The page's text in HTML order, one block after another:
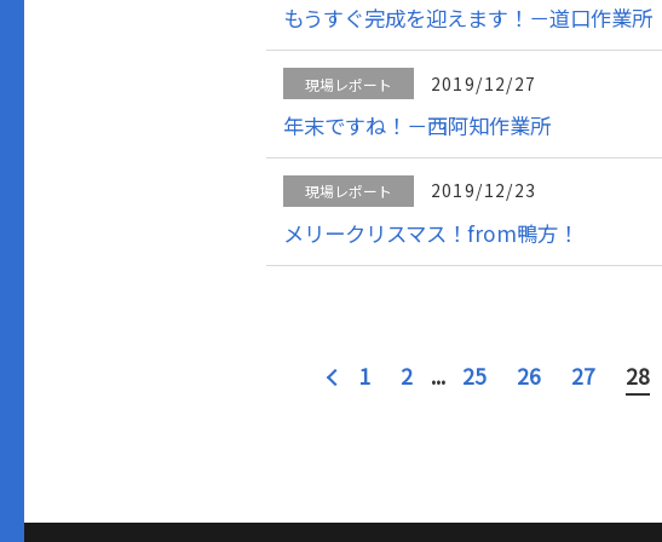
もうすぐ完成を迎えます！－道口作業所
現場レポート 2019/12/27
年末ですね！－西阿知作業所
現場レポート 2019/12/23
メリークリスマス！from鴨方！
1 2 ... 25 26 27 28